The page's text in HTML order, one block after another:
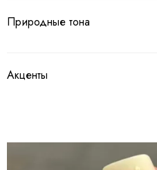
Природные тона
Акценты